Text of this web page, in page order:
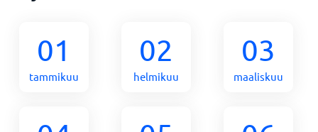
01
tammikuu
02
helmikuu
03
maaliskuu